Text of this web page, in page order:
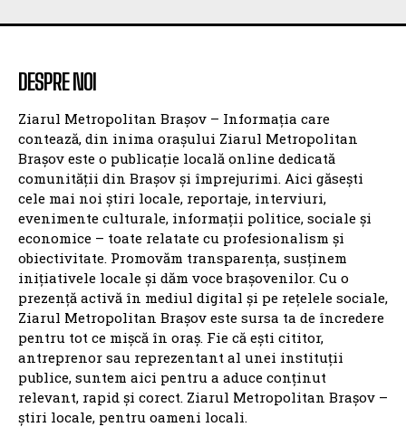
DESPRE NOI
Ziarul Metropolitan Brașov – Informația care
contează, din inima orașului Ziarul Metropolitan
Brașov este o publicație locală online dedicată
comunității din Brașov și împrejurimi. Aici găsești
cele mai noi știri locale, reportaje, interviuri,
evenimente culturale, informații politice, sociale și
economice – toate relatate cu profesionalism și
obiectivitate. Promovăm transparența, susținem
inițiativele locale și dăm voce brașovenilor. Cu o
prezență activă în mediul digital și pe rețelele sociale,
Ziarul Metropolitan Brașov este sursa ta de încredere
pentru tot ce mișcă în oraș. Fie că ești cititor,
antreprenor sau reprezentant al unei instituții
publice, suntem aici pentru a aduce conținut
relevant, rapid și corect. Ziarul Metropolitan Brașov –
știri locale, pentru oameni locali.